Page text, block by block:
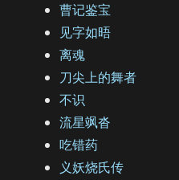
曹记鉴宝
见字如晤
离魂
刀尖上的舞者
不识
流星飒沓
吃错药
义妖烧氏传